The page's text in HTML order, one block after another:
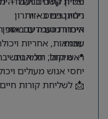
רלוונטיים באזור
איתור מועמדים באופן
שונות
ניסיון בגיוס – יתרון
היכרות טובה עם
עצמאות, אחריות
ראש גדול, יוזמה
יחסי אנוש מעולים
📍 מיקום: תל אביב
📩 לשליחת קורות